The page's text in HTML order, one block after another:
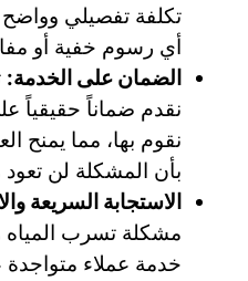
تكلفة تفصيلي
أي رسوم خفية أو
الضمان على الخدمة:
نقدم ضماناً حقيقياً
نقوم بها، مما يمنح
بأن المشكلة لن تعود
الاستجابة السريعة
مشكلة تسرب المياه
خدمة عملاء متواجدة